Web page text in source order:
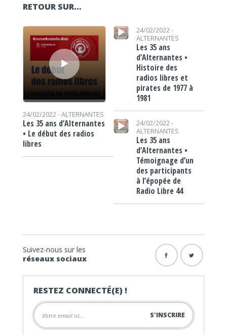
RETOUR SUR…
Lecteur audio
24/02/2022 -ALTERNANTES
Les 35 ans d’Alternantes
• Le début des radios
libres
Lecteur audio
24/02/2022 -
ALTERNANTES
Les 35 ans
d’Alternantes •
Histoire des
radios libres et
pirates de 1977 à
1981
Lecteur audio
24/02/2022 -
ALTERNANTES
Les 35 ans
d’Alternantes •
Témoignage d’un
des participants
à l’épopée de
Radio Libre 44
Suivez-nous sur les
réseaux sociaux
RESTEZ CONNECTÉ(E) !